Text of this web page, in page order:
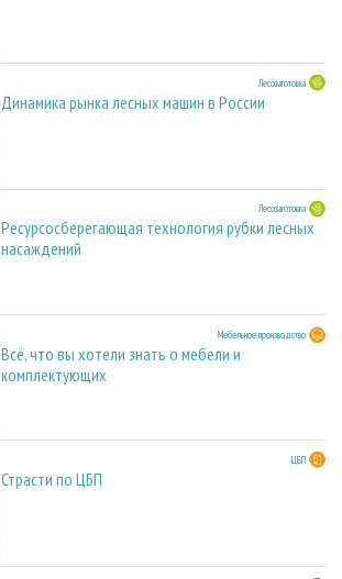
Лесозаготовка
Динамика рынка лесных машин в России
Лесозаготовка
Ресурсосберегающая технология рубки лесных
насаждений
Мебельное производство
Всё, что вы хотели знать о мебели и
комплектующих
ЦБП
Страсти по ЦБП